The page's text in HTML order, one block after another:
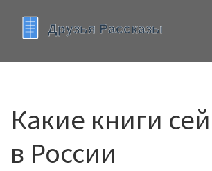
Какие книги
в России